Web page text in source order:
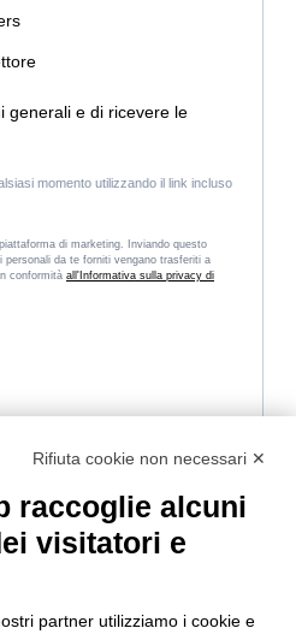
generali e di ricevere le
momento utilizzando il link incluso
di marketing. Inviando questo
personali da te forniti vengano trasferiti a
conformità all'Informativa sulla privacy di
Area
Legale
Condizioni
Rifiuta cookie non necessari ✕
raccoglie alcuni
visitatori e
partner utilizziamo i cookie e